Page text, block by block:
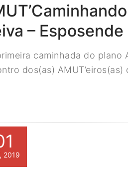
– Esposende
caminhada do plano
dos(as)
2019